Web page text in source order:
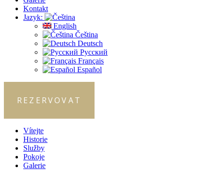
Kontakt
Jazyk:
English
Čeština
Deutsch
Русский
Français
Español
REZERVOVAT
Vítejte
Historie
Služby
Pokoje
Galerie